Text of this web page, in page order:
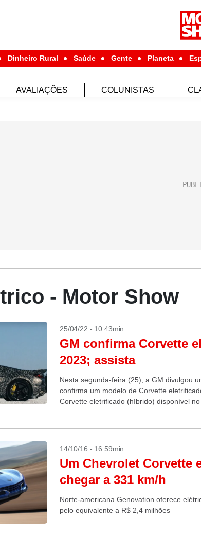
Dinheiro Rural Saúde Gente Planeta
AVALIAÇÕES COLUNISTAS
- Motor Show
25/04/22 - 10:43min
GM confirma Corvette
2023; assista
Nesta segunda-feira (25), a GM divulgou
confirma um modelo de Corvette
Corvette eletrificado (híbrido) disponível no
14/10/16 - 16:59min
Um Chevrolet Corvette
chegar a 331 km/h
Norte-americana Genovation oferece
pelo equivalente a R$ 2,4 milhões